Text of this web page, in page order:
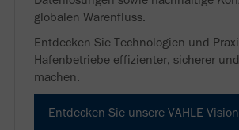
globalen Warenfluss.
Entdecken Sie Technologien und
Hafenbetriebe effizienter, sicherer
machen.
Entdecken Sie unsere VAHLE